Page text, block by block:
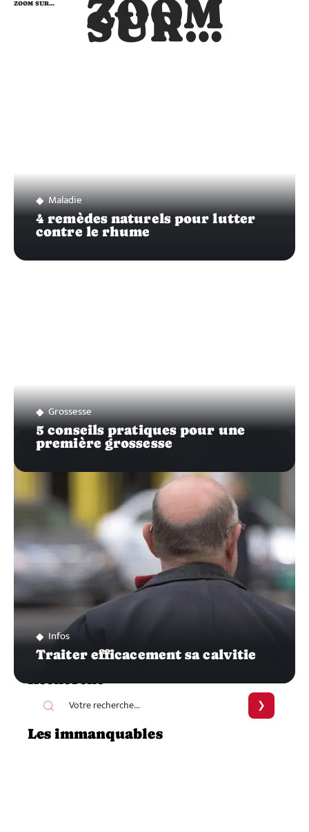
ZOOM
SUR…
ZOOM SUR…
Maladie
4 remèdes naturels pour lutter
contre le rhume
Grossesse
5 conseils pratiques pour une
première grossesse
Infos
Traiter efficacement sa calvitie
Recherche
Les immanquables